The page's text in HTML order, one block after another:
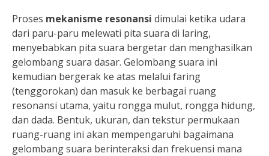
Proses mekanisme resonansi dimulai ketika udara
dari paru-paru melewati pita suara di laring,
menyebabkan pita suara bergetar dan menghasilkan
gelombang suara dasar. Gelombang suara ini
kemudian bergerak ke atas melalui faring
(tenggorokan) dan masuk ke berbagai ruang
resonansi utama, yaitu rongga mulut, rongga hidung,
dan dada. Bentuk, ukuran, dan tekstur permukaan
ruang-ruang ini akan mempengaruhi bagaimana
gelombang suara berinteraksi dan frekuensi mana